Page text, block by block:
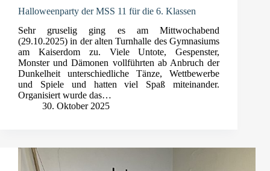
Halloweenparty der MSS 11 für die 6. Klassen
Sehr gruselig ging es am Mittwochabend
(29.10.2025) in der alten Turnhalle des Gymnasiums
am Kaiserdom zu. Viele Untote, Gespenster,
Monster und Dämonen vollführten ab Anbruch der
Dunkelheit unterschiedliche Tänze, Wettbewerbe
und Spiele und hatten viel Spaß miteinander.
Organisiert wurde das…
30. Oktober 2025